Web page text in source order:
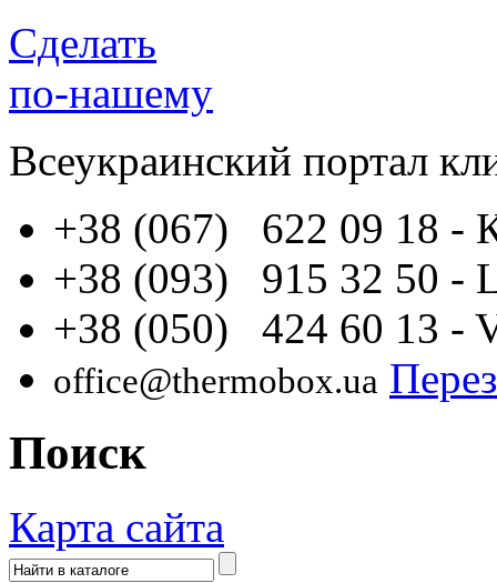
Сделать
по-нашему
Всеукраинский портал
+38 (067) 622 09 18 -
+38 (093) 915 32 50 -
+38 (050) 424 60 13 -
office@thermobox.ua
Поиск
Карта сайта